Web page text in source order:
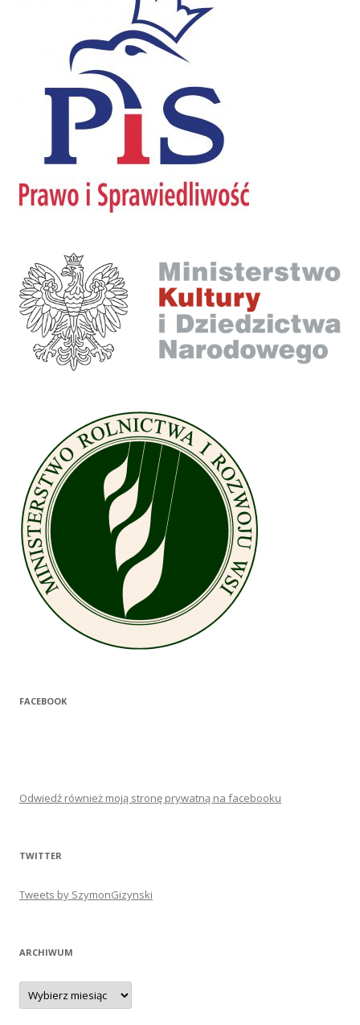
FACEBOOK
Odwiedź również moją stronę prywatną na facebooku
TWITTER
Tweets by SzymonGizynski
ARCHIWUM
Archiwum